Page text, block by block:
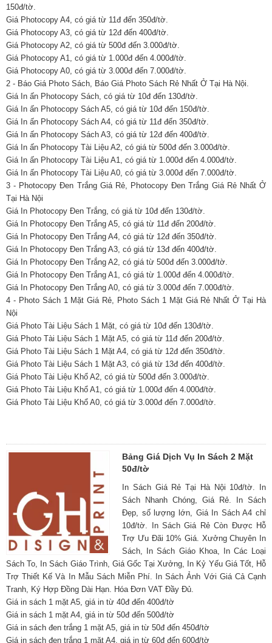
150đ/tờ.
Giá Photocopy A4, có giá từ 11đ đến 350đ/tờ.
Giá Photocopy A3, có giá từ 12đ đến 400đ/tờ.
Giá Photocopy A2, có giá từ 500đ đến 3.000đ/tờ.
Giá Photocopy A1, có giá từ 1.000đ đến 4.000đ/tờ.
Giá Photocopy A0, có giá từ 3.000đ đến 7.000đ/tờ.
2 - Báo Giá Photo Sách, Báo Giá Photo Sách Rẻ Nhất Ở Tại Hà Nội.
Giá In ấn Photocopy Sách, có giá từ 10đ đến 130đ/tờ.
Giá In ấn Photocopy Sách A5, có giá từ 10đ đến 150đ/tờ.
Giá In ấn Photocopy Sách A4, có giá từ 11đ đến 350đ/tờ.
Giá In ấn Photocopy Sách A3, có giá từ 12đ đến 400đ/tờ.
Giá In ấn Photocopy Tài Liệu A2, có giá từ 500đ đến 3.000đ/tờ.
Giá In ấn Photocopy Tài Liệu A1, có giá từ 1.000đ đến 4.000đ/tờ.
Giá In ấn Photocopy Tài Liệu A0, có giá từ 3.000đ đến 7.000đ/tờ.
3 - Photocopy Đen Trắng Giá Rẻ, Photocopy Đen Trắng Giá Rẻ Nhất Ở
Tại Hà Nội
Giá In Photocopy Đen Trắng, có giá từ 10đ đến 130đ/tờ.
Giá In Photocopy Đen Trắng A5, có giá từ 11đ đến 200đ/tờ.
Giá In Photocopy Đen Trắng A4, có giá từ 12đ đến 350đ/tờ.
Giá In Photocopy Đen Trắng A3, có giá từ 13đ đến 400đ/tờ.
Giá In Photocopy Đen Trắng A2, có giá từ 500đ đến 3.000đ/tờ.
Giá In Photocopy Đen Trắng A1, có giá từ 1.000đ đến 4.000đ/tờ.
Giá In Photocopy Đen Trắng A0, có giá từ 3.000đ đến 7.000đ/tờ.
4 - Photo Sách 1 Mặt Giá Rẻ, Photo Sách 1 Mặt Giá Rẻ Nhất Ở Tại Hà
Nội
Giá Photo Tài Liệu Sách 1 Mặt, có giá từ 10đ đến 130đ/tờ.
Giá Photo Tài Liệu Sách 1 Mặt A5, có giá từ 11đ đến 200đ/tờ.
Giá Photo Tài Liệu Sách 1 Mặt A4, có giá từ 12đ đến 350đ/tờ.
Giá Photo Tài Liệu Sách 1 Mặt A3, có giá từ 13đ đến 400đ/tờ.
Giá Photo Tài Liệu Khổ A2, có giá từ 500đ đến 3.000đ/tờ.
Giá Photo Tài Liệu Khổ A1, có giá từ 1.000đ đến 4.000đ/tờ.
Giá Photo Tài Liệu Khổ A0, có giá từ 3.000đ đến 7.000đ/tờ.
Bảng Giá Dịch Vụ In Sách 2 Mặt
50đ/tờ
In Sách Giá Rẻ Tại Hà Nội 10đ/tờ. In
Sách Nhanh Chóng, Giá Rẻ. In Sách
Đẹp, số lượng lớn, Giá In Sách A4 chỉ
10đ/tờ. In Sách Giá Rẻ Còn Được Hỗ
Trợ Ưu Đãi 10% Giá. Xưởng Chuyên In
Sách, In Sách Giáo Khoa, In Các Loại
Sách To, In Sách Giáo Trình, Giá Gốc Tại Xưởng, In Kỷ Yếu Giá Tốt, Hỗ
Trợ Thiết Kế Và In Mẫu Sách Miễn Phí. In Sách Ảnh Với Giá Cả Cạnh
Tranh, Ký Hợp Đồng Dài Hạn. Hóa Đơn VAT Đầy Đủ.
Giá in sách 1 mặt A5, giá in từ 40đ đến 400đ/tờ
Giá in sách 1 mặt A4, giá in từ 50đ đến 500đ/tờ
Giá in sách đen trắng 1 mặt A5, giá in từ 50đ đến 450đ/tờ
Giá in sách đen trắng 1 mặt A4, giá in từ 60đ đến 600đ/tờ